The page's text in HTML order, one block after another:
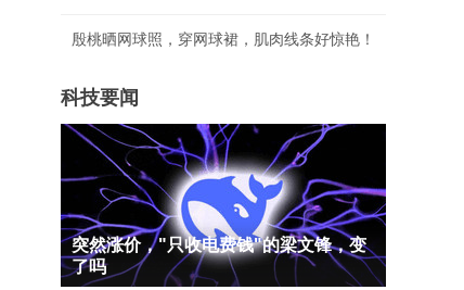
殷桃晒网球照，穿网球裙，肌肉线条好惊艳！
科技要闻
突然涨价，"只收电费钱"的梁文锋，变
了吗